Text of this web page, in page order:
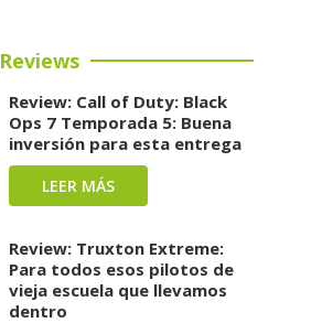
Reviews
Review: Call of Duty: Black
Ops 7 Temporada 5: Buena
inversión para esta entrega
LEER MÁS
Review: Truxton Extreme:
Para todos esos pilotos de
vieja escuela que llevamos
dentro